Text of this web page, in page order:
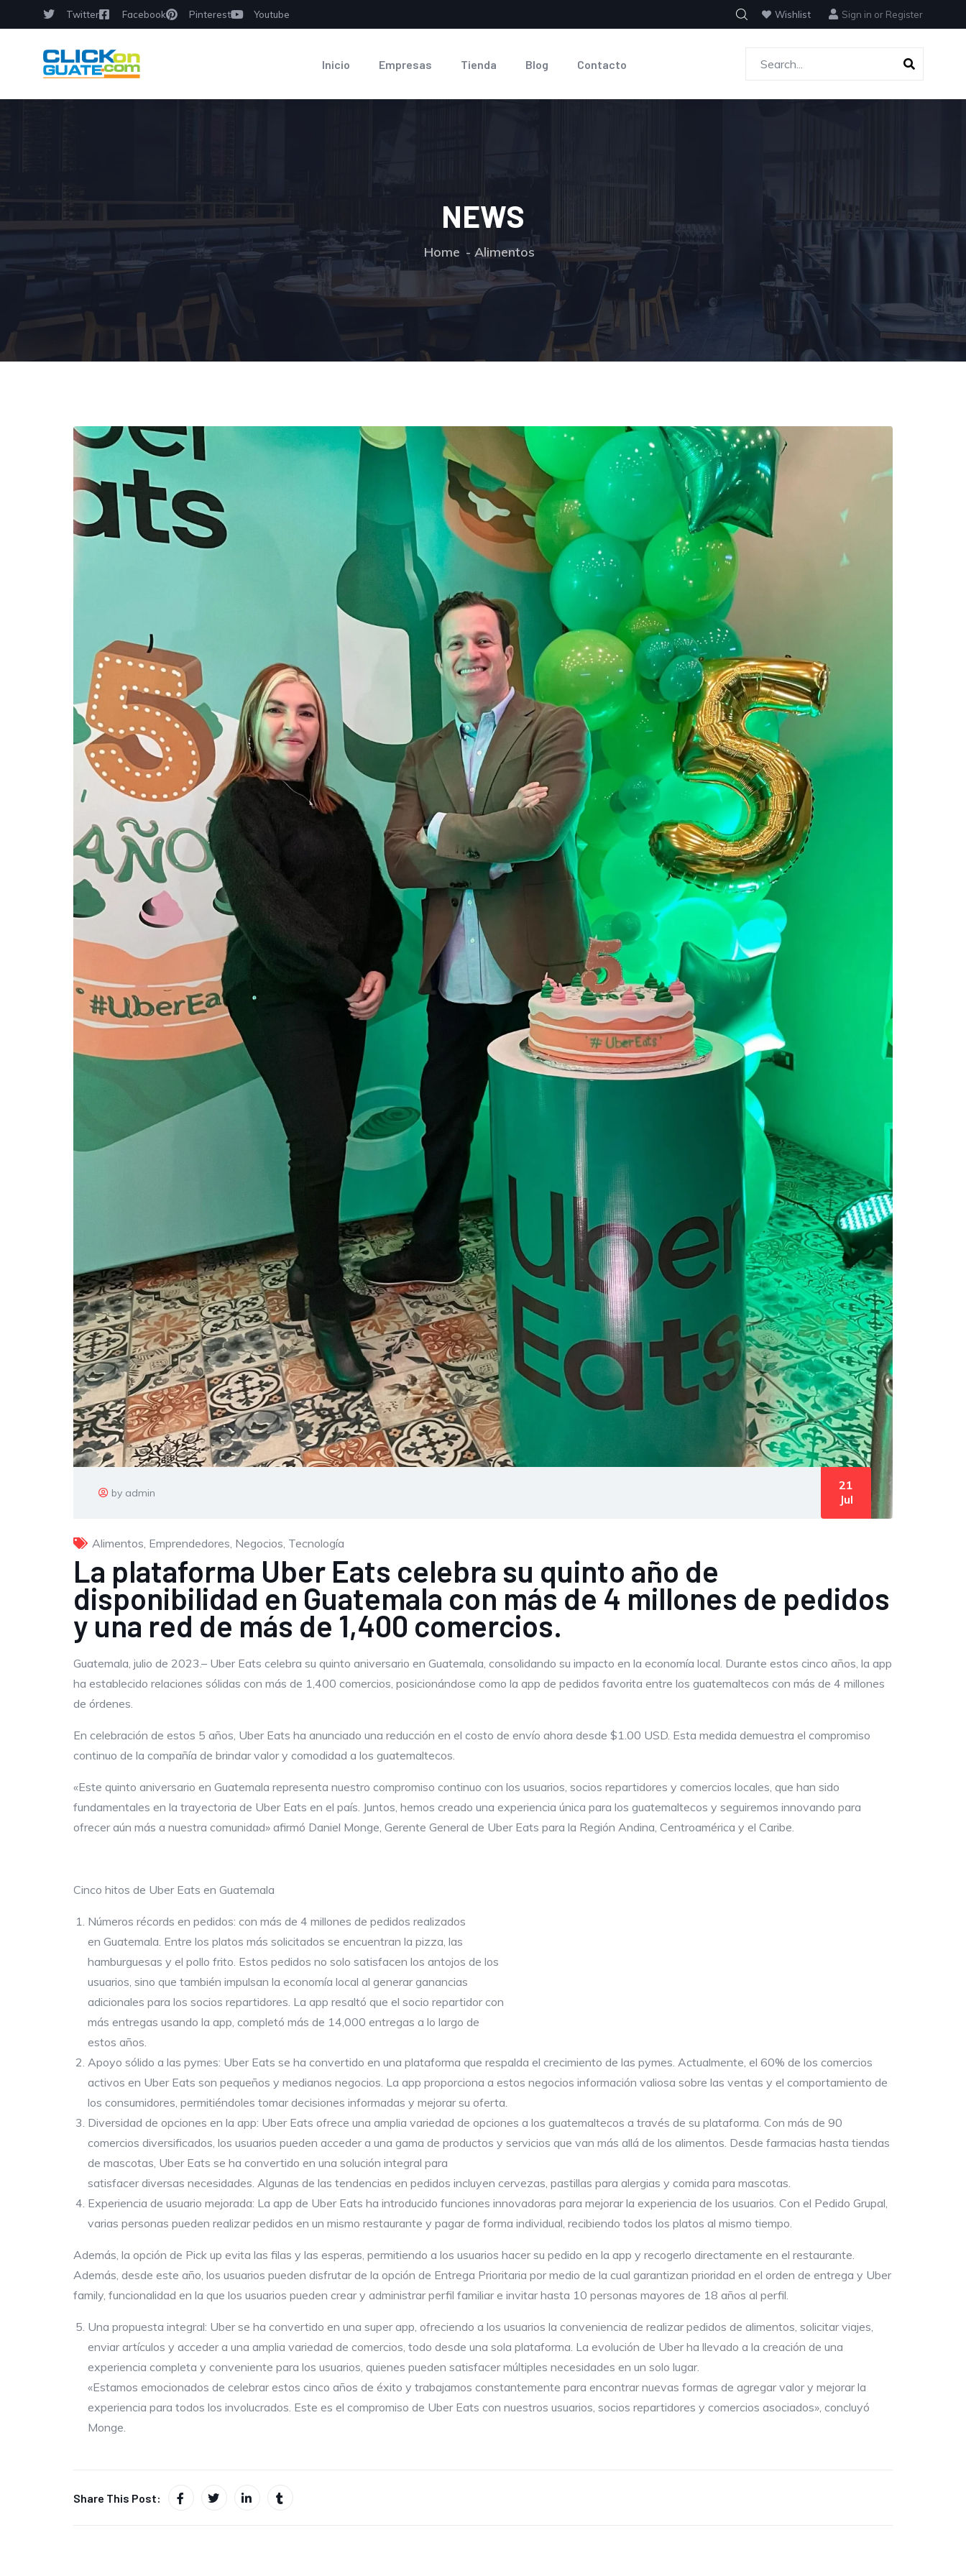
Twitter Facebook Pinterest Youtube Wishlist Sign in or Register
Inicio Empresas Tienda Blog Contacto
NEWS
Home Alimentos
by admin
21
Jul
Alimentos Emprendedores Negocios Tecnología
La plataforma Uber Eats celebra su quinto año de
disponibilidad en Guatemala con más de 4 millones de pedidos
y una red de más de 1,400 comercios.
Guatemala, julio de 2023.– Uber Eats celebra su quinto aniversario en Guatemala, consolidando su impacto en la economía local. Durante estos cinco años, la app
ha establecido relaciones sólidas con más de 1,400 comercios, posicionándose como la app de pedidos favorita entre los guatemaltecos con más de 4 millones
de órdenes.
En celebración de estos 5 años, Uber Eats ha anunciado una reducción en el costo de envío ahora desde $1.00 USD. Esta medida demuestra el compromiso
continuo de la compañía de brindar valor y comodidad a los guatemaltecos.
«Este quinto aniversario en Guatemala representa nuestro compromiso continuo con los usuarios, socios repartidores y comercios locales, que han sido
fundamentales en la trayectoria de Uber Eats en el país. Juntos, hemos creado una experiencia única para los guatemaltecos y seguiremos innovando para
ofrecer aún más a nuestra comunidad» afirmó Daniel Monge, Gerente General de Uber Eats para la Región Andina, Centroamérica y el Caribe.
Cinco hitos de Uber Eats en Guatemala
Números récords en pedidos: con más de 4 millones de pedidos realizados
en Guatemala. Entre los platos más solicitados se encuentran la pizza, las
hamburguesas y el pollo frito. Estos pedidos no solo satisfacen los antojos de los
usuarios, sino que también impulsan la economía local al generar ganancias
adicionales para los socios repartidores. La app resaltó que el socio repartidor con
más entregas usando la app, completó más de 14,000 entregas a lo largo de
estos años.
Apoyo sólido a las pymes: Uber Eats se ha convertido en una plataforma que respalda el crecimiento de las pymes. Actualmente, el 60% de los comercios
activos en Uber Eats son pequeños y medianos negocios. La app proporciona a estos negocios información valiosa sobre las ventas y el comportamiento de
los consumidores, permitiéndoles tomar decisiones informadas y mejorar su oferta.
Diversidad de opciones en la app: Uber Eats ofrece una amplia variedad de opciones a los guatemaltecos a través de su plataforma. Con más de 90
comercios diversificados, los usuarios pueden acceder a una gama de productos y servicios que van más allá de los alimentos. Desde farmacias hasta tiendas
de mascotas, Uber Eats se ha convertido en una solución integral para
satisfacer diversas necesidades. Algunas de las tendencias en pedidos incluyen cervezas, pastillas para alergias y comida para mascotas.
Experiencia de usuario mejorada: La app de Uber Eats ha introducido funciones innovadoras para mejorar la experiencia de los usuarios. Con el Pedido Grupal,
varias personas pueden realizar pedidos en un mismo restaurante y pagar de forma individual, recibiendo todos los platos al mismo tiempo.
Además, la opción de Pick up evita las filas y las esperas, permitiendo a los usuarios hacer su pedido en la app y recogerlo directamente en el restaurante.
Además, desde este año, los usuarios pueden disfrutar de la opción de Entrega Prioritaria por medio de la cual garantizan prioridad en el orden de entrega y Uber
family, funcionalidad en la que los usuarios pueden crear y administrar perfil familiar e invitar hasta 10 personas mayores de 18 años al perfil.
Una propuesta integral: Uber se ha convertido en una super app, ofreciendo a los usuarios la conveniencia de realizar pedidos de alimentos, solicitar viajes,
enviar artículos y acceder a una amplia variedad de comercios, todo desde una sola plataforma. La evolución de Uber ha llevado a la creación de una
experiencia completa y conveniente para los usuarios, quienes pueden satisfacer múltiples necesidades en un solo lugar.
«Estamos emocionados de celebrar estos cinco años de éxito y trabajamos constantemente para encontrar nuevas formas de agregar valor y mejorar la
experiencia para todos los involucrados. Este es el compromiso de Uber Eats con nuestros usuarios, socios repartidores y comercios asociados», concluyó
Monge.
Share This Post: